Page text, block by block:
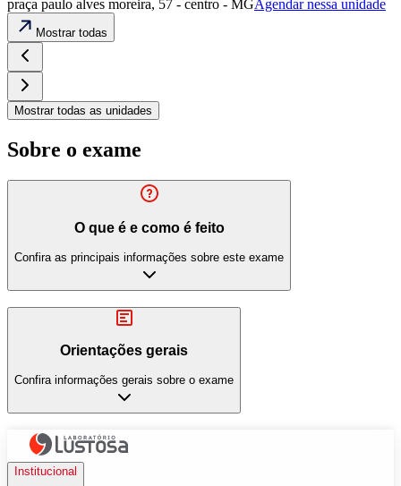
praça paulo alves moreira, 57 - centro - MGAgendar nessa unidade
Mostrar todas
Mostrar todas as unidades
Sobre o exame
O que é e como é feito
Confira as principais informações sobre este exame
Orientações gerais
Confira informações gerais sobre o exame
Institucional